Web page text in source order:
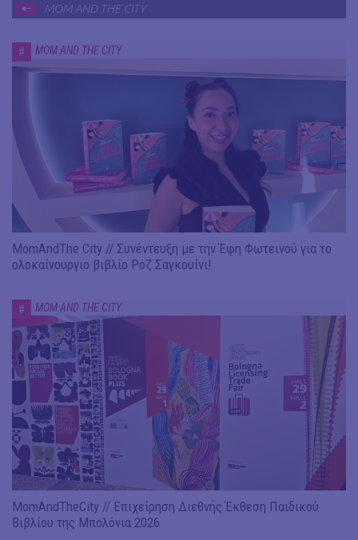
MOM AND THE CITY
# MOM AND THE CITY
MomAndThe City // Συνέντευξη με την Έφη Φωτεινού για το
ολοκαίνουργιο βιβλίο Ροζ Σαγκουίνι!
# MOM AND THE CITY
MomAndTheCity // Επιχείρηση Διεθνής Έκθεση Παιδικού
Βιβλίου της Μπολόνια 2026